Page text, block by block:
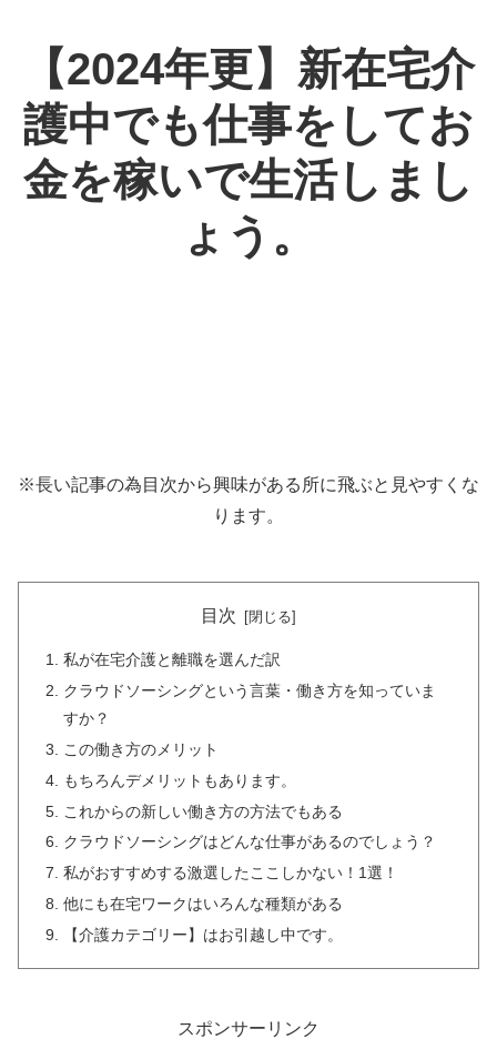
【2024年更】新在宅介
護中でも仕事をしてお
金を稼いで生活しまし
ょう。
※長い記事の為目次から興味がある所に飛ぶと見やすくな
ります。
目次
私が在宅介護と離職を選んだ訳
クラウドソーシングという言葉・働き方を知っていま
すか？
この働き方のメリット
もちろんデメリットもあります。
これからの新しい働き方の方法でもある
クラウドソーシングはどんな仕事があるのでしょう？
私がおすすめする激選したここしかない！1選！
他にも在宅ワークはいろんな種類がある
【介護カテゴリー】はお引越し中です。
スポンサーリンク